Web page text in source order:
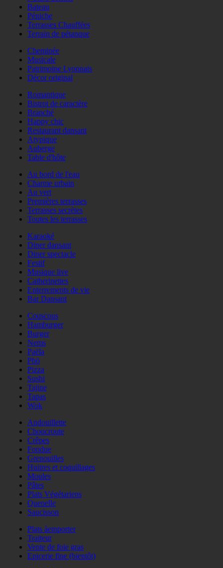
Bateau
Péniche
Terrasses Chauffées
Terrain de pétanque
Cheminée
Musicale
Patrimoine Lyonnais
Décor original
Romantique
Bistrot de caractère
Branché
Happy chic
Restaurant dansant
Atypique
Auberge
Table d'hôte
Au bord de l'eau
Charme urbain
Au vert
Premières terrasses
Terrasses secrètes
Toutes les terrasses
Karaoké
Diner dansant
Diner spectacle
Festif
Musique live
Catherinettes
Enterrements de vie
Bar Dansant
Couscous
Hamburger
Burger
Nems
Paëla
Phö
Pizza
Sushi
Tajine
Tapas
Wok
Andouillette
Choucroute
Crêpes
Fondue
Grenouilles
Huitres et coquillages
Moules
Pâtes
Plats Végétariens
Quenelle
Saucisson
Plats àemporter
Traiteur
Vente de foie gras
Epicerie fine (bientôt)